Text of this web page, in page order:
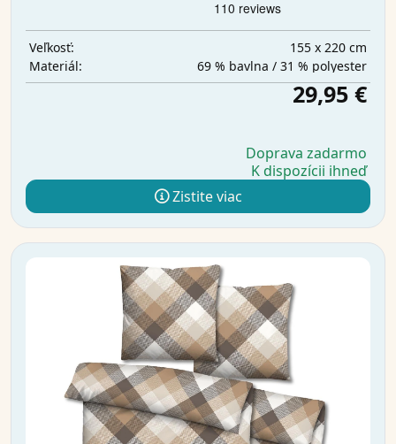
Veľkosť:
155 x 220 cm
Materiál:
69 % bavlna / 31 % polyester
29,95 €
Doprava zadarmo
K dispozícii ihneď
Zistite viac